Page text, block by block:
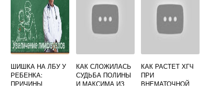
ШИШКА НА ЛБУ У
РЕБЕНКА:
ПРИЧИНЫ
КАК СЛОЖИЛАСЬ
СУДЬБА ПОЛИНЫ
И МАКСИМА ИЗ
КАК РАСТЕТ ХГЧ
ПРИ
ВНЕМАТОЧНОЙ